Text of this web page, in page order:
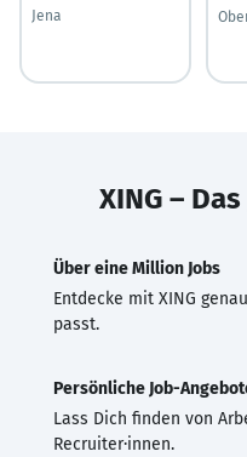
Jena
XING –
Über eine Million Jobs
Entdecke mit XING
passt.
Persönliche Job-
Lass Dich finden von
Recruiter·innen.